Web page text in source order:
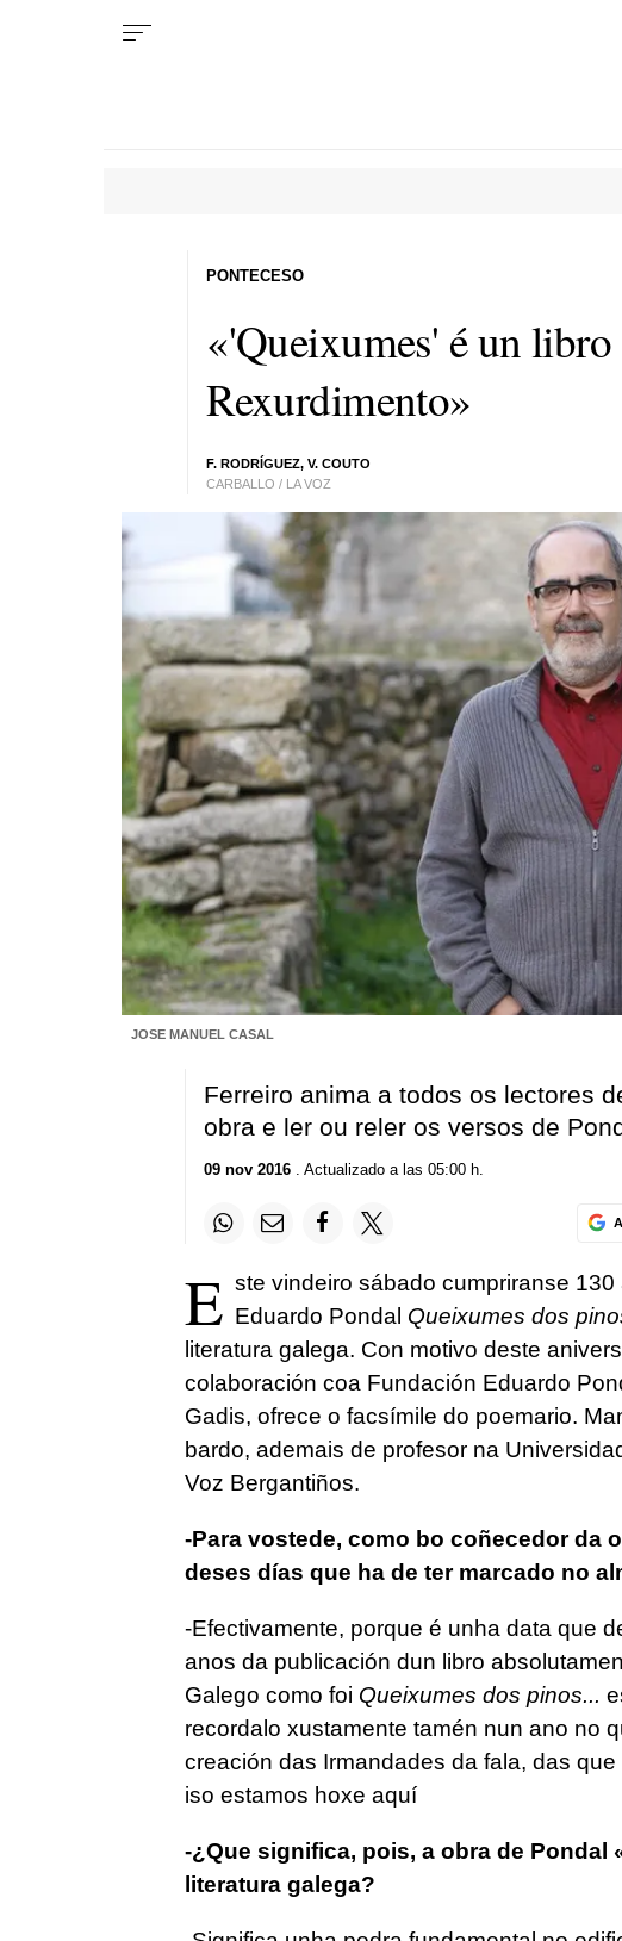
«'Queixumes' é un
Rexurdimento»
F. RODRÍGUEZ, V. COUTO
CARBALLO / LA VOZ
PONTECESO
JOSE MANUEL CASAL
Ferreiro anima a todos os lectores
obra e ler ou reler os versos de
09 nov 2016. Actualizado a las 05:00 h.
E ste vindeiro sábado cumpriranse
Eduardo Pondal Queixumes dos
literatura galega. Con motivo deste
colaboración coa Fundación Eduardo
Gadis, ofrece o facsímile do poemario.
bardo, ademais de profesor na
Voz Bergantiños.
-Para vostede, como bo coñecedor da
deses días que ha de ter marcado no
-Efectivamente, porque é unha data que
anos da publicación dun libro
Galego como foi Queixumes dos pinos...
recordalo xustamente tamén nun ano no
creación das Irmandades da fala, das
iso estamos hoxe aquí
-¿Que significa, pois, a obra de Pondal
literatura galega?